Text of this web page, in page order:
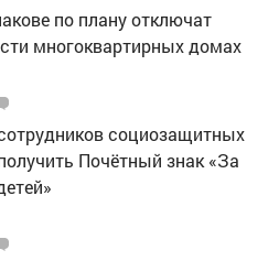
по плану отключат
многоквартирных домах
социозащитных
Почётный знак «За